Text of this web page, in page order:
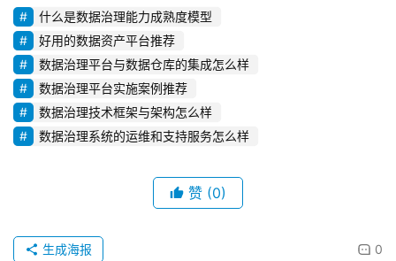
什么是数据治理能力成熟度模型
好用的数据资产平台推荐
数据治理平台与数据仓库的集成怎么样
数据治理平台实施案例推荐
数据治理技术框架与架构怎么样
数据治理系统的运维和支持服务怎么样
赞 (0)
0
生成海报